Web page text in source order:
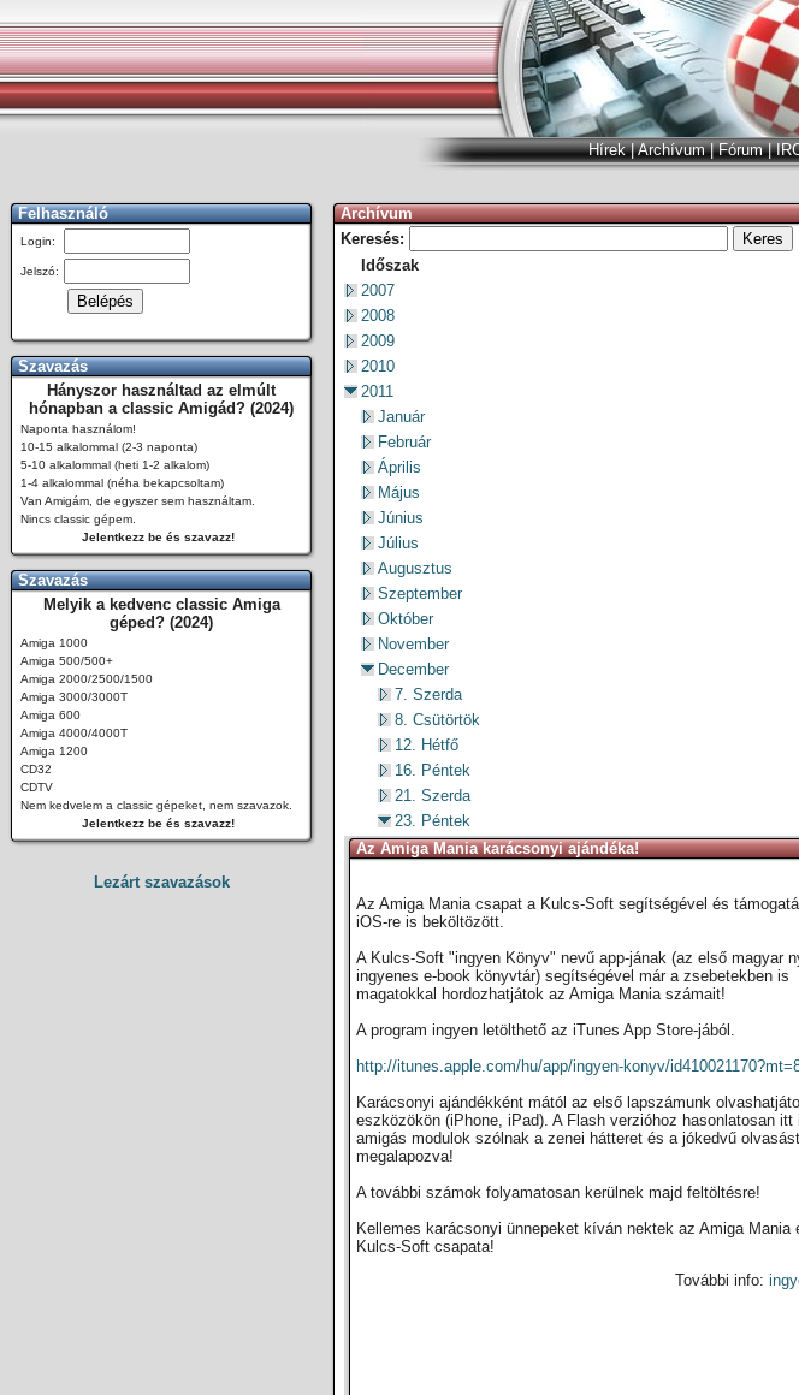
Hírek|Archívum|Fórum|
Felhasználó
Login:
Jelszó:
Szavazás
Hányszor használtad az elmúlt
hónapban a classic Amigád? (2024)
Naponta használom!
10-15 alkalommal (2-3 naponta)
5-10 alkalommal (heti 1-2 alkalom)
1-4 alkalommal (néha bekapcsoltam)
Van Amigám, de egyszer sem használtam.
Nincs classic gépem.
Jelentkezz be és szavazz!
Szavazás
Melyik a kedvenc classic Amiga
géped? (2024)
Amiga 1000
Amiga 500/500+
Amiga 2000/2500/1500
Amiga 3000/3000T
Amiga 600
Amiga 4000/4000T
Amiga 1200
CD32
CDTV
Nem kedvelem a classic gépeket, nem szavazok.
Jelentkezz be és szavazz!
Lezárt szavazások
Archívum
Keresés:
Időszak
2007
2008
2009
2010
2011
Január
Február
Április
Május
Június
Július
Augusztus
Szeptember
Október
November
December
7. Szerda
8. Csütörtök
12. Hétfő
16. Péntek
21. Szerda
23. Péntek
Az Amiga Mania karácsonyi ajándéka!
Az Amiga Mania csapat a Kulcs-Soft segítségével és
iOS-re is beköltözött.
A Kulcs-Soft "ingyen Könyv" nevű app-jának (az első magyar
ingyenes e-book könyvtár) segítségével már a zsebetekben is
magatokkal hordozhatjátok az Amiga Mania számait!
A program ingyen letölthető az iTunes App Store-jából.
http://itunes.apple.com/hu/app/ingyen-konyv/
Karácsonyi ajándékként mától az első lapszámunk
eszközökön (iPhone, iPad). A Flash verzióhoz hasonlatosan itt
amigás modulok szólnak a zenei hátteret és a jókedvű olvasást
megalapozva!
A további számok folyamatosan kerülnek majd feltöltésre!
Kellemes karácsonyi ünnepeket kíván nektek az Amiga Mania
Kulcs-Soft csapata!
További info: